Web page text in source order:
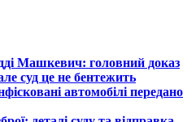
Машкевич: головний доказ
суд це не бентежить
автомобілі передано